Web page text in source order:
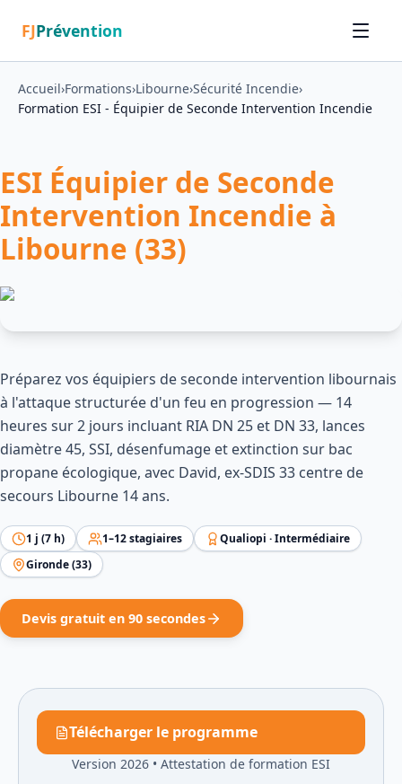
FJPrévention
Accueil›Formations›Libourne›Sécurité Incendie›
Formation ESI - Équipier de Seconde Intervention Incendie
ESI Équipier de Seconde
Intervention Incendie à
Libourne (33)
Préparez vos équipiers de seconde intervention libournais
à l'attaque structurée d'un feu en progression — 14
heures sur 2 jours incluant RIA DN 25 et DN 33, lances
diamètre 45, SSI, désenfumage et extinction sur bac
propane écologique, avec David, ex-SDIS 33 centre de
secours Libourne 14 ans.
1 j (7 h) 1–12stagiaires Qualiopi ·Intermédiaire
Gironde(33)
Devis gratuit en 90 secondes
Télécharger le programme
Version 2026 • Attestation de formation ESI